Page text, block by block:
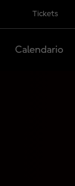
Tickets
Calendario